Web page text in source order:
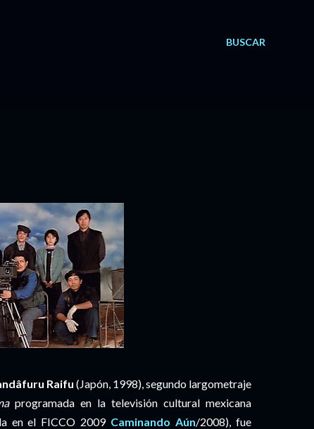
BUSCAR
Raifu (Japón, 1998), segundo largometraje
programada en la televisión cultural mexicana
en el FICCO 2009 Caminando Aún/2008), fue